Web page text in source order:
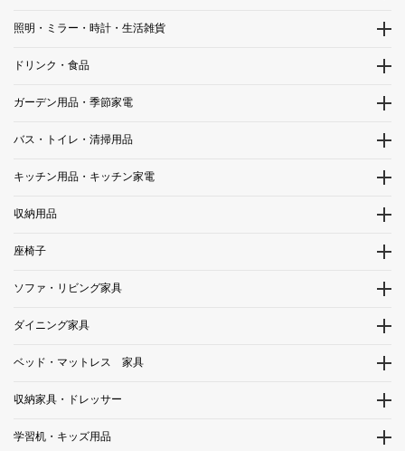
照明・ミラー・時計・生活雑貨
ドリンク・食品
ガーデン用品・季節家電
バス・トイレ・清掃用品
キッチン用品・キッチン家電
収納用品
座椅子
ソファ・リビング家具
ダイニング家具
ベッド・マットレス 家具
収納家具・ドレッサー
学習机・キッズ用品